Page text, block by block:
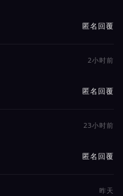
匿名回覆
2小时前
匿名回覆
23小时前
匿名回覆
昨天